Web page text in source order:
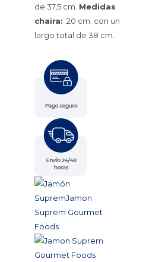
de 37,5 cm. Medidas
chaira: 20 cm. con un
largo total de 38 cm.